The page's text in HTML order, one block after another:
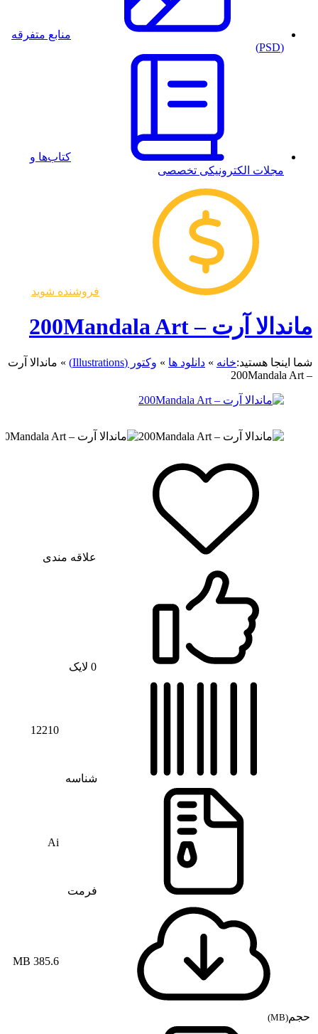
منابع متفرقه
(PSD)
کتاب‌ها و
مجلات الکترونیکی تخصصی
فروشنده شوید
ماندالا آرت – 200Mandala Art
شما اینجا هستید:خانه » دانلود ها » وکتور (Illustrations) » ماندالا آرت
– 200Mandala Art
علاقه مندی
0 لایک
شناسه
12210
فرمت
Ai
حجم(MB)
385.6 MB